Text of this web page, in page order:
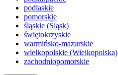
podlaskie
pomorskie
śląskie (Śląsk)
świętokrzyskie
warmińsko-mazurskie
wielkopolskie (Wielkopolska)
zachodniopomorskie